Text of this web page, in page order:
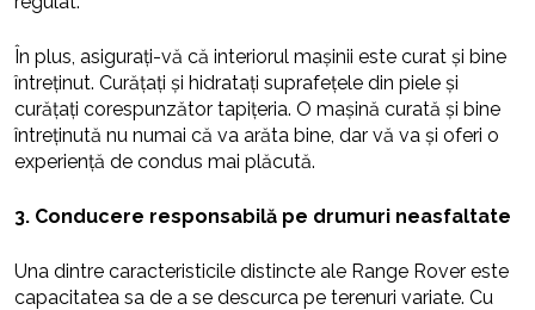
În plus, asigurați-vă că interiorul mașinii este curat și bine
întreținut. Curățați și hidratați suprafețele din piele și
curățați corespunzător tapițeria. O mașină curată și bine
întreținută nu numai că va arăta bine, dar vă va și oferi o
experiență de condus mai plăcută.
3. Conducere responsabilă pe drumuri neasfaltate
Una dintre caracteristicile distincte ale Range Rover este
capacitatea sa de a se descurca pe terenuri variate. Cu